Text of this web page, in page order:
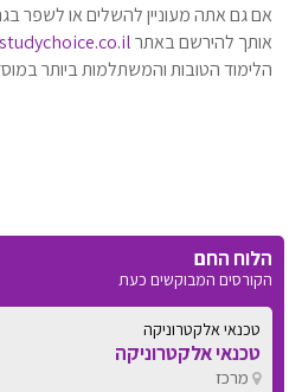
אם גם אתה מעוניין להשלים או לשפר
אותך להירשם באתר
הלימוד הטובות והמשתלמות ביותר
הלוח החם
הקורסים המבוקשים כעת
טכנאי אלקטרוניקה
טכנאי אלקטרוניקה
מרכז